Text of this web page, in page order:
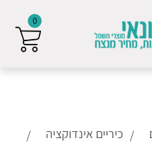
כיריים אינדוקציה
0